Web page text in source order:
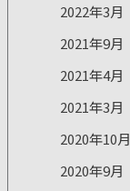
2022年3月
2021年9月
2021年4月
2021年3月
2020年10月
2020年9月